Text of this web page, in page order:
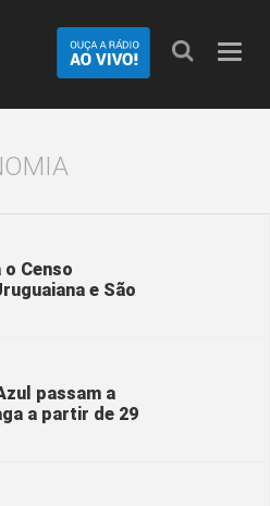
o Censo
e São
passam a
a partir de 29